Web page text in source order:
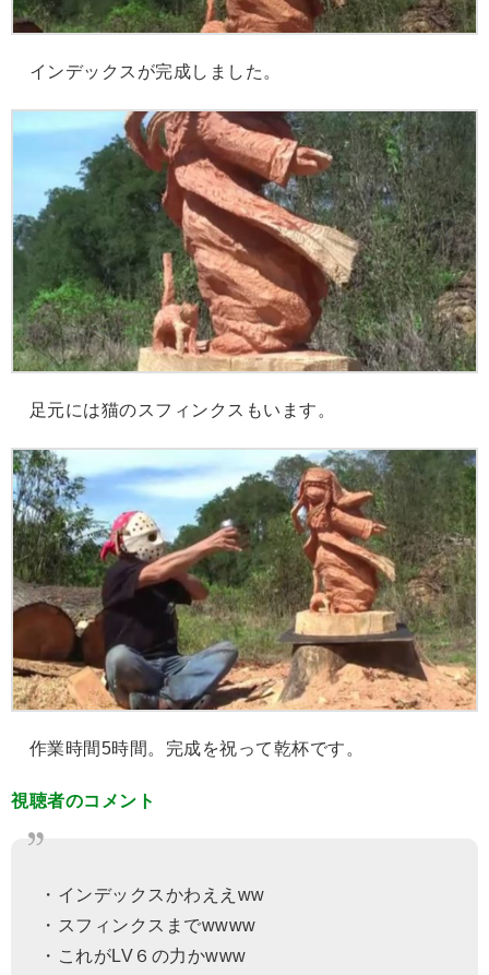
インデックスが完成しました。
足元には猫のスフィンクスもいます。
作業時間5時間。完成を祝って乾杯です。
視聴者のコメント
・インデックスかわええww
・スフィンクスまでwwww
・これがLV６の力かwww